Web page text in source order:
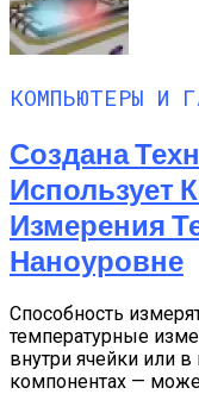
КОМПЬЮТЕРЫ И
Создана
Использует
Измерения
Наноуровне
Способность
температурные
внутри ячейки или
компонентах —